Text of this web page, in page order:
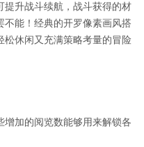
提升战斗续航，战斗获得的材
能！经典的开罗像素画风搭
松休闲又充满策略考量的冒险
增加的阅览数能够用来解锁各